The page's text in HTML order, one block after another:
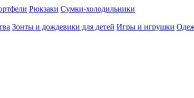
Рюкзаки Сумки-холодильники
Зонты и дождевики для детей Игры и игрушки